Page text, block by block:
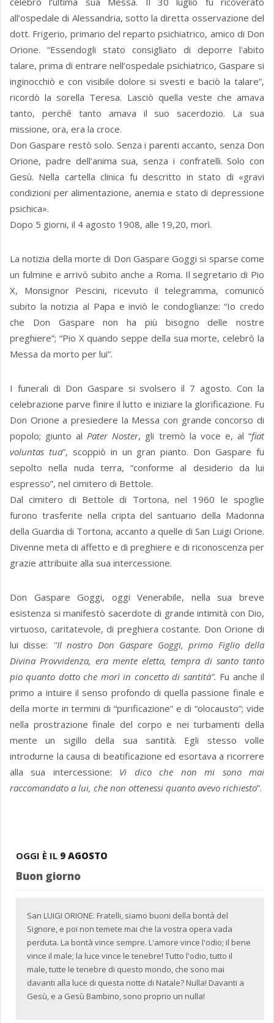
all’ospedale di Alessandria, sotto la diretta osservazione del
dott. Frigerio, primario del reparto psichiatrico, amico di Don
Orione. “Essendogli stato consigliato di deporre l'abito
talare, prima di entrare nell’ospedale psichiatrico, Gaspare si
inginocchiò e con visibile dolore si svesti e baciò la talare”,
ricordò la sorella Teresa. Lasciò quella veste che amava
tanto, perché tanto amava il suo sacerdozio. La sua
missione, ora, era la croce.
Don Gaspare restò solo. Senza i parenti accanto, senza Don
Orione, padre dell’anima sua, senza i confratelli. Solo con
Gesù. Nella cartella clinica fu descritto in stato di «gravi
condizioni per alimentazione, anemia e stato di depressione
psichica».
Dopo 5 giorni, il 4 agosto 1908, alle 19,20, morì.
La notizia della morte di Don Gaspare Goggi si sparse come
un fulmine e arrivò subito anche a Roma. Il segretario di Pio
X, Monsignor Pescini, ricevuto il telegramma, comunicò
subito la notizia al Papa e inviò le condoglianze: “Io credo
che Don Gaspare non ha più bisogno delle nostre
preghiere”; “Pio X quando seppe della sua morte, celebrò la
Messa da morto per lui”.
I funerali di Don Gaspare si svolsero il 7 agosto. Con la
celebrazione parve finire il lutto e iniziare la glorificazione. Fu
Don Orione a presiedere la Messa con grande concorso di
popolo; giunto alPater Noster, gli tremò la voce e, al “fiat
voluntas tua”, scoppiò in un gran pianto. Don Gaspare fu
sepolto nella nuda terra, “conforme al desiderio da lui
espresso”, nel cimitero di Bettole.
Dal cimitero di Bettole di Tortona, nel 1960 le spoglie
furono trasferite nella cripta del santuario della Madonna
della Guardia di Tortona, accanto a quelle di San Luigi Orione.
Divenne meta di affetto e di preghiere e di riconoscenza per
grazie attribuite alla sua intercessione.
Don Gaspare Goggi, oggi Venerabile, nella sua breve
esistenza si manifestò sacerdote di grande intimità con Dio,
virtuoso, caritatevole, di preghiera costante. Don Orione di
lui disse: ''Il nostro Don Gaspare Goggi, primo Figlio della
Divina Provvidenza, era mente eletta, tempra di santo tanto
pio quanto dotto che morì in concetto di santità”. Fu anche il
primo a intuire il senso profondo di quella passione finale e
della morte in termini di “purificazione” e di “olocausto”; vide
nella prostrazione finale del corpo e nei turbamenti della
mente un sigillo della sua santità. Egli stesso volle
introdurne la causa di beatificazione ed esortava a ricorrere
alla sua intercessione: Vi dico che non mi sono mai
raccomandato a lui, che non ottenessi quanto avevo richiesto”.
OGGI È IL 9 AGOSTO
Buon giorno
San LUIGI ORIONE: Fratelli, siamo buoni della bontà del
Signore, e poi non temete mai che la vostra opera vada
perduta. La bontà vince sempre. L'amore vince l'odio; il bene
vince il male; la luce vince le tenebre! Tutto l'odio, tutto il
male, tutte le tenebre di questo mondo, che sono mai
davanti alla luce di questa notte di Natale? Nulla! Davanti a
Gesù, e a Gesù Bambino, sono proprio un nulla!